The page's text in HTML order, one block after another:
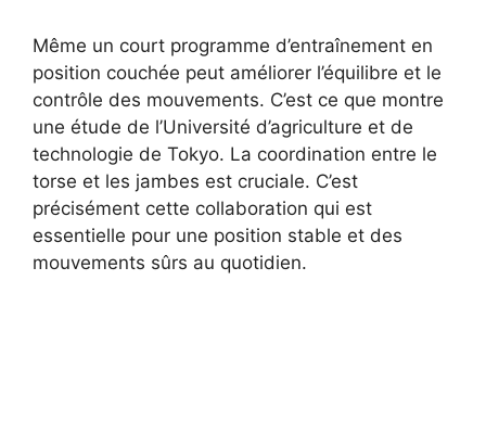
Même un court programme d’entraînement en
position couchée peut améliorer l’équilibre et le
contrôle des mouvements. C’est ce que montre
une étude de l’Université d’agriculture et de
technologie de Tokyo. La coordination entre le
torse et les jambes est cruciale. C’est
précisément cette collaboration qui est
essentielle pour une position stable et des
mouvements sûrs au quotidien.